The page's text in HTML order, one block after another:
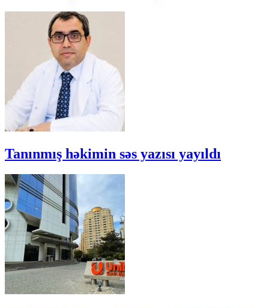
Tanınmış həkimin səs yazısı yayıldı